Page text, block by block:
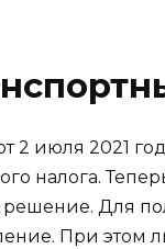
2 июля 2021
налога.
Для
При этом